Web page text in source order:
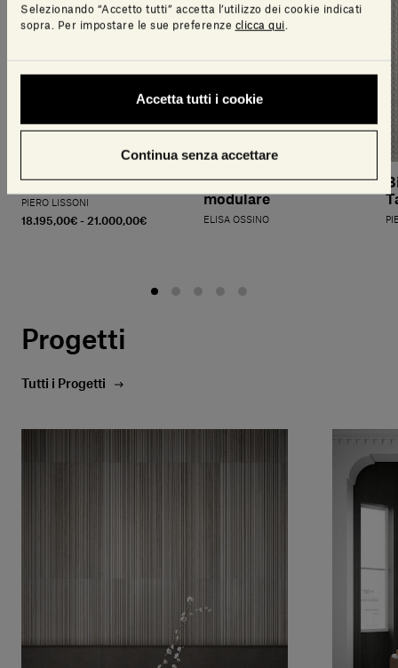
Selezionando “Accetto tutti” accetta l’utilizzo dei cookie indicati
sopra. Per impostare le sue preferenze clicca qui
Accetta tutti i cookie
Continua senza accettare
Libreria Colonnata
PIERO LISSONI
18.195,00€ - 21.000,00€
Nereo Cassetto
modulare
ELISA OSSINO
Progetti
Tutti i Progetti